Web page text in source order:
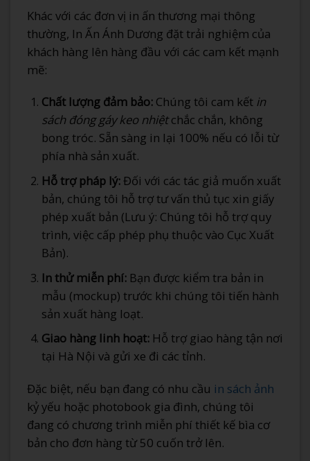
Khác với các đơn vị in ấn thương mại thông
thường, In Ấn Ánh Dương đặt trải nghiệm của
khách hàng lên hàng đầu với các cam kết mạnh
mẽ:
Chất lượng đảm bảo:Chúng tôi cam kết in
sách đóng gáy keo nhiệtchắc chắn, không
bong tróc. Sẵn sàng in lại 100% nếu có lỗi từ
phía nhà sản xuất.
Hỗ trợ pháp lý:Đối với các tác giả muốn xuất
bản, chúng tôi hỗ trợ tư vấn thủ tục xin giấy
phép xuất bản (Lưu ý: Chúng tôi hỗ trợ quy
trình, việc cấp phép phụ thuộc vào Cục Xuất
Bản).
In thử miễn phí:Bạn được kiểm tra bản in
mẫu (mockup) trước khi chúng tôi tiến hành
sản xuất hàng loạt.
Giao hàng linh hoạt:Hỗ trợ giao hàng tận nơi
tại Hà Nội và gửi xe đi các tỉnh.
Đặc biệt, nếu bạn đang có nhu cầu in sách ảnh
kỷ yếu hoặc photobook gia đình, chúng tôi
đang có chương trình miễn phí thiết kế bìa cơ
bản cho đơn hàng từ 50 cuốn trở lên.